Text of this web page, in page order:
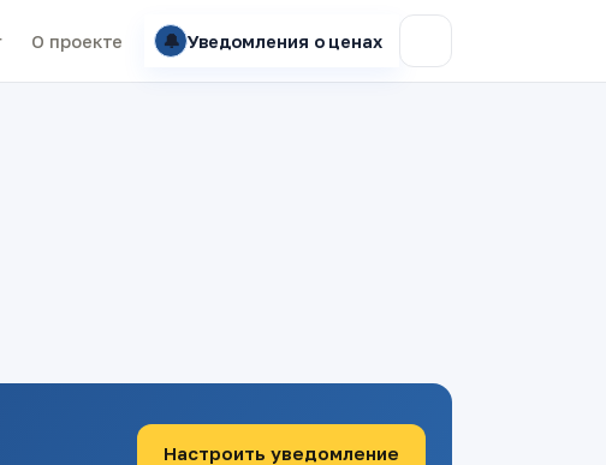
О проекте 🔔 Уведомления о ценах
Настроить уведомление